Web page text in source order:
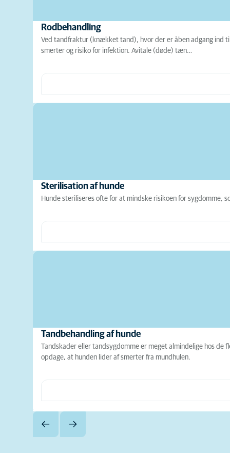
Rodbehandling
Ved tandfraktur (knækket tand), hvor der er åben adgang ind
smerter og risiko for infektion. Avitale (døde) tæn…
Sterilisation af hunde
Hunde steriliseres ofte for at mindske risikoen for
Tandbehandling af hunde
Tandskader eller tandsygdomme er meget almindelige hos
opdage, at hunden lider af smerter fra mundhulen.